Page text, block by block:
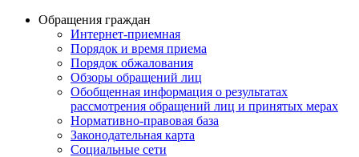
Обращения граждан
Интернет-приемная
Порядок и время приема
Порядок обжалования
Обзоры обращений лиц
Обобщенная информация о результатах
рассмотрения обращений лиц и принятых мерах
Нормативно-правовая база
Законодательная карта
Социальные сети